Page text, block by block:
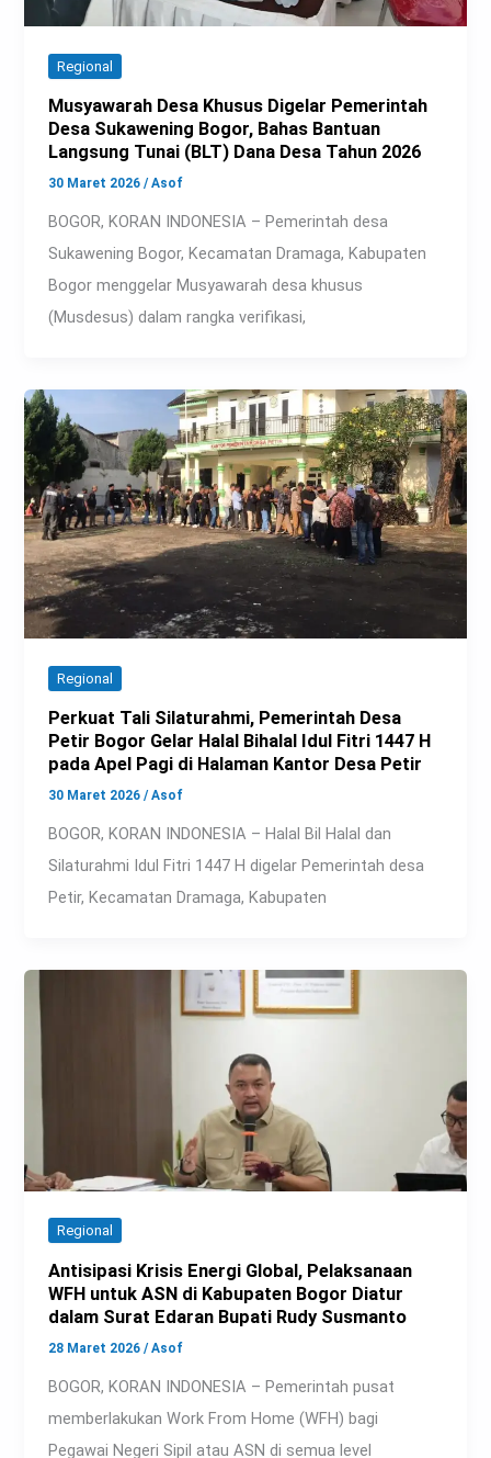
Regional
Musyawarah Desa Khusus Digelar Pemerintah
Desa Sukawening Bogor, Bahas Bantuan
Langsung Tunai (BLT) Dana Desa Tahun 2026
30 Maret 2026/Asof
BOGOR, KORAN INDONESIA – Pemerintah desa
Sukawening Bogor, Kecamatan Dramaga, Kabupaten
Bogor menggelar Musyawarah desa khusus
(Musdesus) dalam rangka verifikasi,
Regional
Perkuat Tali Silaturahmi, Pemerintah Desa
Petir Bogor Gelar Halal Bihalal Idul Fitri 1447 H
pada Apel Pagi di Halaman Kantor Desa Petir
30 Maret 2026/Asof
BOGOR, KORAN INDONESIA – Halal Bil Halal dan
Silaturahmi Idul Fitri 1447 H digelar Pemerintah desa
Petir, Kecamatan Dramaga, Kabupaten
Regional
Antisipasi Krisis Energi Global, Pelaksanaan
WFH untuk ASN di Kabupaten Bogor Diatur
dalam Surat Edaran Bupati Rudy Susmanto
28 Maret 2026/Asof
BOGOR, KORAN INDONESIA – Pemerintah pusat
memberlakukan Work From Home (WFH) bagi
Pegawai Negeri Sipil atau ASN di semua level